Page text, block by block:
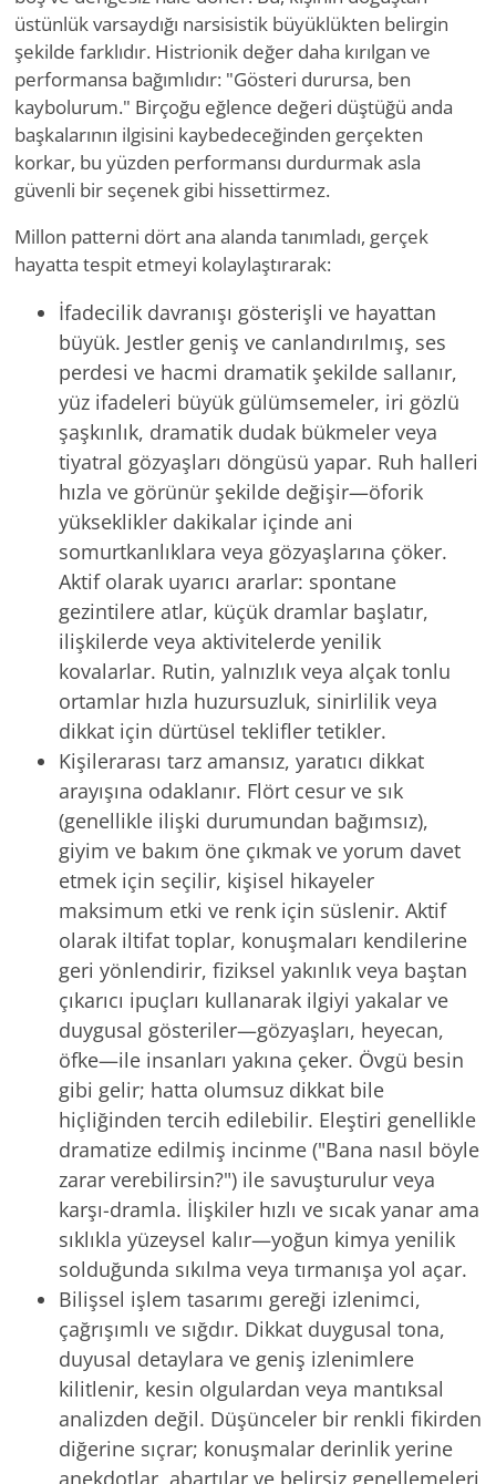
üstünlük varsaydığı narsisistik büyüklükten belirgin
şekilde farklıdır. Histrionik değer daha kırılgan ve
performansa bağımlıdır: "Gösteri durursa, ben
kaybolurum." Birçoğu eğlence değeri düştüğü anda
başkalarının ilgisini kaybedeceğinden gerçekten
korkar, bu yüzden performansı durdurmak asla
güvenli bir seçenek gibi hissettirmez.
Millon patterni dört ana alanda tanımladı, gerçek
hayatta tespit etmeyi kolaylaştırarak:
İfadecilik davranışı gösterişli ve hayattan
büyük. Jestler geniş ve canlandırılmış, ses
perdesi ve hacmi dramatik şekilde sallanır,
yüz ifadeleri büyük gülümsemeler, iri gözlü
şaşkınlık, dramatik dudak bükmeler veya
tiyatral gözyaşları döngüsü yapar. Ruh halleri
hızla ve görünür şekilde değişir—öforik
yükseklikler dakikalar içinde ani
somurtkanlıklara veya gözyaşlarına çöker.
Aktif olarak uyarıcı ararlar: spontane
gezintilere atlar, küçük dramlar başlatır,
ilişkilerde veya aktivitelerde yenilik
kovalarlar. Rutin, yalnızlık veya alçak tonlu
ortamlar hızla huzursuzluk, sinirlilik veya
dikkat için dürtüsel teklifler tetikler.
Kişilerarası tarz amansız, yaratıcı dikkat
arayışına odaklanır. Flört cesur ve sık
(genellikle ilişki durumundan bağımsız),
giyim ve bakım öne çıkmak ve yorum davet
etmek için seçilir, kişisel hikayeler
maksimum etki ve renk için süslenir. Aktif
olarak iltifat toplar, konuşmaları kendilerine
geri yönlendirir, fiziksel yakınlık veya baştan
çıkarıcı ipuçları kullanarak ilgiyi yakalar ve
duygusal gösteriler—gözyaşları, heyecan,
öfke—ile insanları yakına çeker. Övgü besin
gibi gelir; hatta olumsuz dikkat bile
hiçliğinden tercih edilebilir. Eleştiri genellikle
dramatize edilmiş incinme ("Bana nasıl böyle
zarar verebilirsin?") ile savuşturulur veya
karşı-dramla. İlişkiler hızlı ve sıcak yanar ama
sıklıkla yüzeysel kalır—yoğun kimya yenilik
solduğunda sıkılma veya tırmanışa yol açar.
Bilişsel işlem tasarımı gereği izlenimci,
çağrışımlı ve sığdır. Dikkat duygusal tona,
duyusal detaylara ve geniş izlenimlere
kilitlenir, kesin olgulardan veya mantıksal
analizden değil. Düşünceler bir renkli fikirden
diğerine sıçrar; konuşmalar derinlik yerine